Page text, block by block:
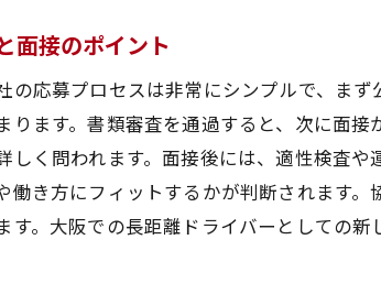
信頼の協和運送が大阪
協和運送の信頼と
安全第一の運送方
ドライバーの声と
最新のトラック設
面接のポイント
の応募プロセスは非常にシンプルで、ま
ります。書類審査を通過すると、次に面
しく問われます。面接後には、適性検査
働き方にフィットするかが判断されます
す。大阪での長距離ドライバーとしての